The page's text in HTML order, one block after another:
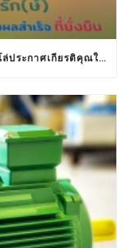
บริษัท อัลติเมท คอมเมอร์เชียล จำกัด รับโล่ประกาศเกียรติคุณในงานครบรอบ 30 ปีฉลากประหยัดไฟฟ้าเบอร์ 5